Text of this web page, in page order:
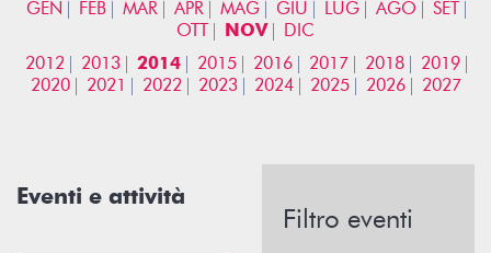
GEN FEB MAR APR MAG GIU LUG AGO
SET
OTT
NOV
DIC
2012
2013 2014 2015 2016 2017 2018
2019
2020
2021 2022 2023 2024 2025 2026 2027
Eventi e attività
Filtro eventi